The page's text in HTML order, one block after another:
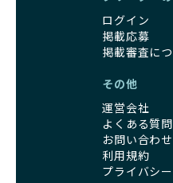
犬、人との触れ合いの時間
コミュニケーション能力を
家庭に迎えたその日から、
これにより、飼い主さんに
BreederFamiliesのブリーダ
と経験を持っています。そ
理やしつけ、生活スタイル
なアドバイスを受けられま
信頼できる相手に譲渡する
るように配慮します。
一方、営利優先ブリーダー
団体に引き渡されることも
になる可能性が高まります。
引退犬に対する扱いがどう
を見分けるポイントとなりま
「引退犬も大切に」の詳細は
ログイン
掲載応募
掲載審査に
その他
運営会社
よくある質問
お問い合わせ
利用規約
プライバシ